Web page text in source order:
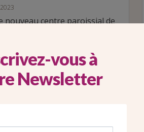
nouveau centre paroissial de
vous à
Newsletter